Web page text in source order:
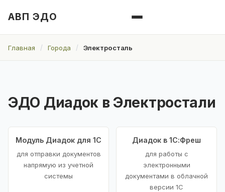
АВП ЭДО
Главная Города Электросталь
ЭДО Диадок в Электростали
Модуль Диадок для 1С
для отправки документов
напрямую из учетной
системы
Диадок в 1С:Фреш
для работы с
электронными
документами в облачной
версии 1С